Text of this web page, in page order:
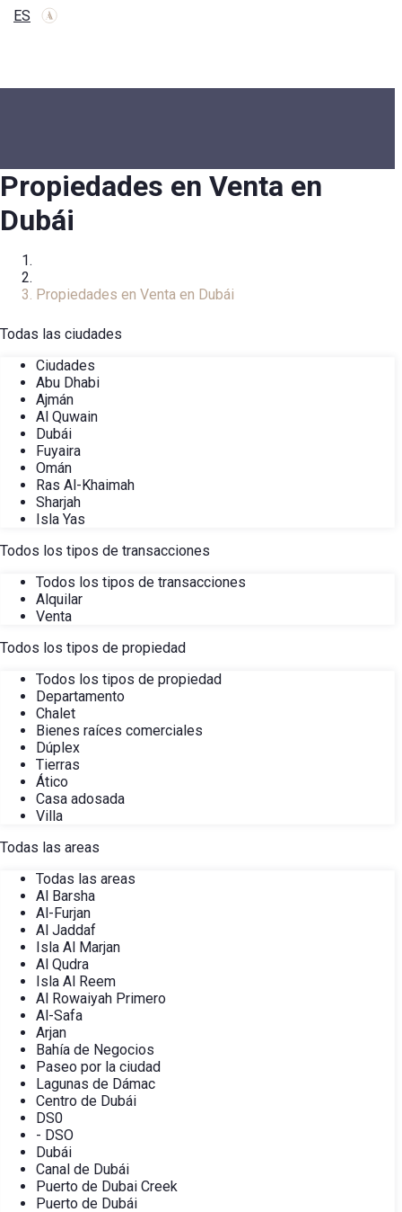
ES
Propiedades en Venta en
Dubái
Propiedades en Venta en Dubái
Todas las ciudades
Ciudades
Abu Dhabi
Ajmán
Al Quwain
Dubái
Fuyaira
Omán
Ras Al-Khaimah
Sharjah
Isla Yas
Todos los tipos de transacciones
Todos los tipos de transacciones
Alquilar
Venta
Todos los tipos de propiedad
Todos los tipos de propiedad
Departamento
Chalet
Bienes raíces comerciales
Dúplex
Tierras
Ático
Casa adosada
Villa
Todas las areas
Todas las areas
Al Barsha
Al-Furjan
Al Jaddaf
Isla Al Marjan
Al Qudra
Isla Al Reem
Al Rowaiyah Primero
Al-Safa
Arjan
Bahía de Negocios
Paseo por la ciudad
Lagunas de Dámac
Centro de Dubái
DS0
- DSO
Dubái
Canal de Dubái
Puerto de Dubai Creek
Puerto de Dubái